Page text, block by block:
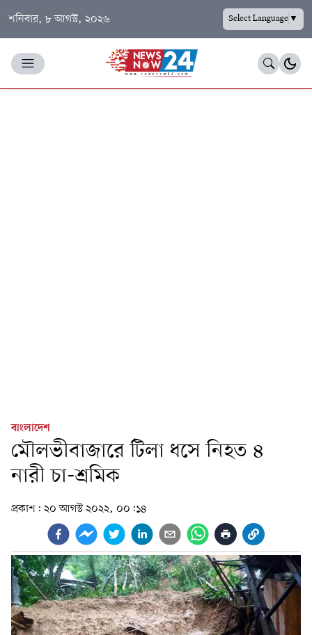
শনিবার, ৮ আগস্ট, ২০২৬ Select Language▼
বাংলাদেশ
মৌলভীবাজারে টিলা ধসে নিহত ৪
নারী চা-শ্রমিক
প্রকাশ: ২০ আগস্ট ২০২২, ০০:১৪